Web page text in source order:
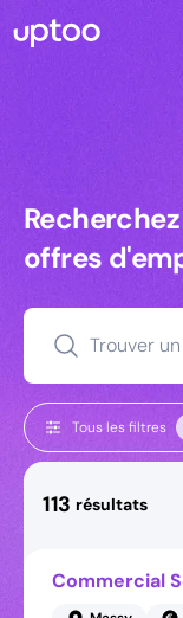
offres
Trouver
Tous les filtres
113 résultats
Commercial